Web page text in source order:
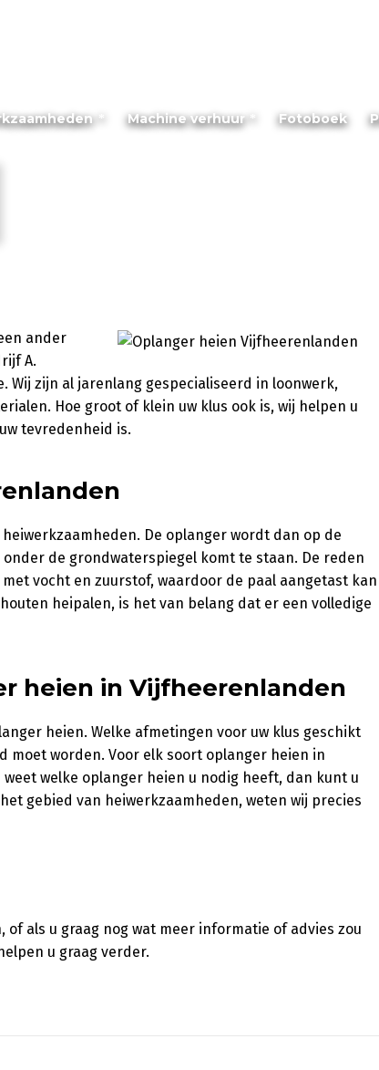
Machine verhuur Fotoboek
ander
A.
Wij zijn al jarenlang gespecialiseerd in loonwerk,
Hoe groot of klein uw klus ook is, wij helpen u
tevredenheid is.
De oplanger wordt dan op de
de grondwaterspiegel komt te staan. De reden
vocht en zuurstof, waardoor de paal aangetast kan
heipalen, is het van belang dat er een volledige
heien in Vijfheerenlanden
heien. Welke afmetingen voor uw klus geschikt
moet worden. Voor elk soort oplanger heien in
welke oplanger heien u nodig heeft, dan kunt u
gebied van heiwerkzaamheden, weten wij precies
als u graag nog wat meer informatie of advies zou
u graag verder.